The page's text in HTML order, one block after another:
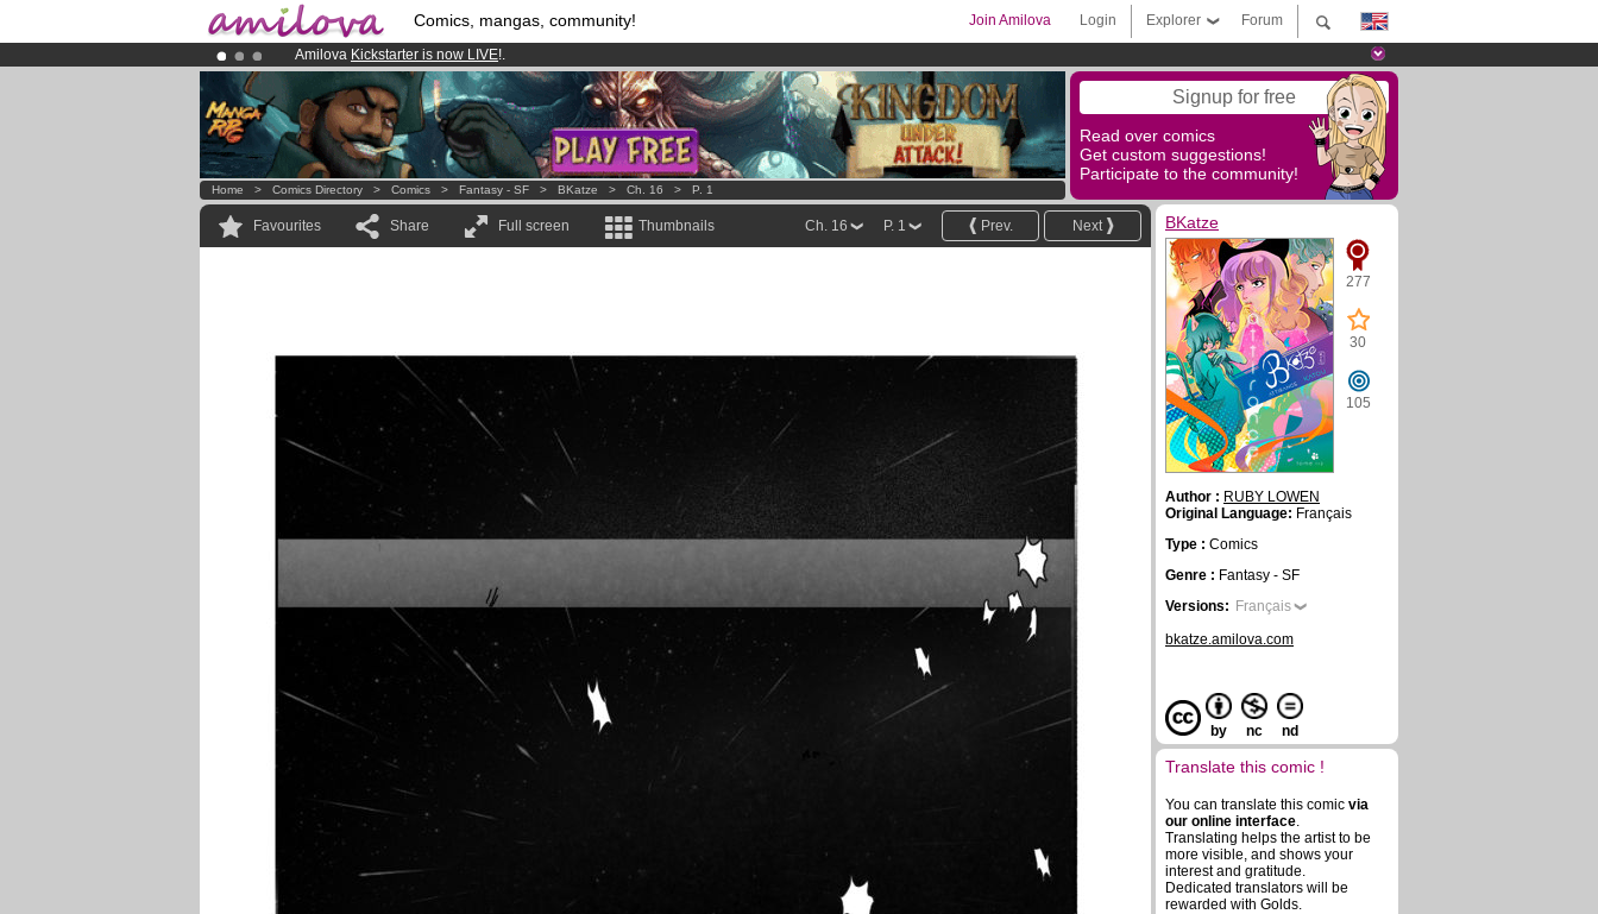
Comics, mangas, community! Forum
Explorer
Login
Join Amilova
Amilova Kickstarter is now LIVE!.
Already 134393membersand 1208comics & mangas!.
Premium membership from3.95 euros per month !Get membership now Signup for free
Read over comics
Get custom suggestions!
Participate to the community!
Home > Comics Directory > Comics > Fantasy - SF > BKatze > Ch. 16 > P. 1
Favourites Share Full screen Thumbnails Next
Prev.
P. 1
Ch. 16 BKatze
277
30
105
Author : RUBY LOWEN
Original Language: Français
Type : Comics
Genre : Fantasy - SF
Versions: Français
bkatze.amilova.com
by nc nd
Translate this comic !
You can translate this comic via
our online interface.
Translating helps the artist to be
more visible, and shows your
interest and gratitude.
Dedicated translators will be
rewarded with Golds.